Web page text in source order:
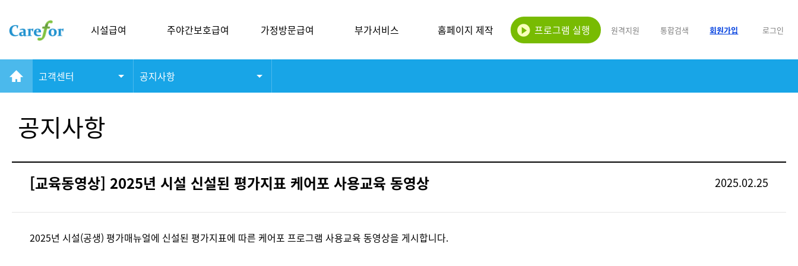
시설급여 주야간보호급여 가정방문급여 부가서비스 홈페이지 제작 프로그램 실행 원격지원 통합검색 회원가입 로그인
고객센터 공지사항
공지사항
[교육동영상] 2025년 시설 신설된 평가지표 케어포 사용교육 동영상 2025.02.25
2025년 시설(공생) 평가매뉴얼에 신설된 평가지표에 따른 케어포 프로그램 사용교육 동영상을 게시합니다.